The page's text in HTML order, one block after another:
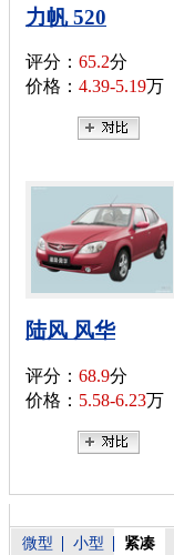
力帆 520
评分： 65.2分
价格： 4.39-5.19万
陆风 风华
评分： 68.9分
价格： 5.58-6.23万
微型 小型 紧凑